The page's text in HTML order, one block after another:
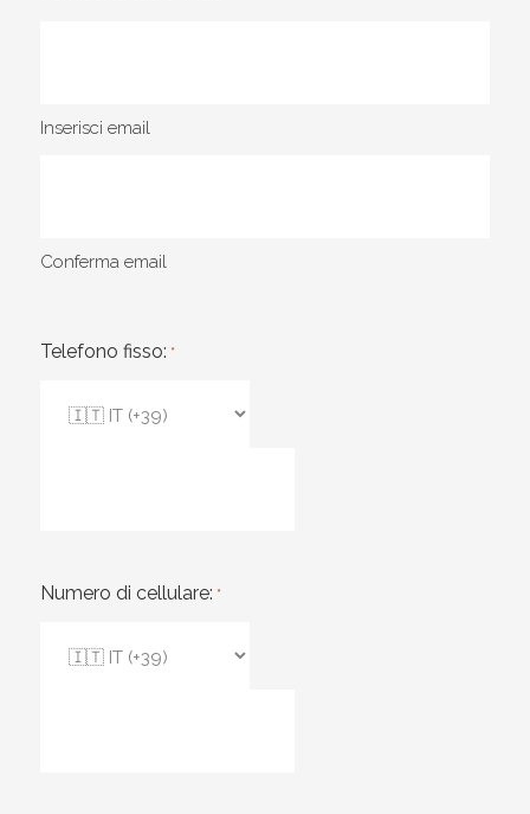
Inserisci email
Conferma email
Telefono fisso: *
Numero di cellulare: *